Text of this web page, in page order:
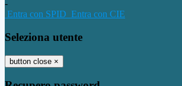
-
Entra con SPID Entra con CIE
Seleziona utente
button close ×